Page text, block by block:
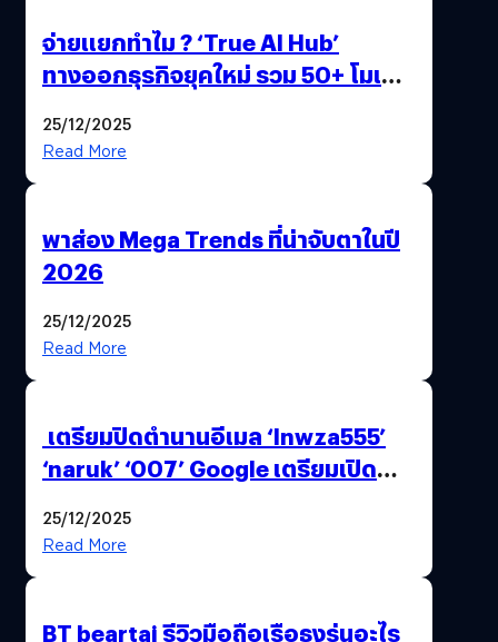
จ่ายแยกทำไม ? ‘True AI Hub’
ทางออกธุรกิจยุคใหม่ รวม 50+ โมเดล
25/12/2025
Read More
พาส่อง Mega Trends ที่น่าจับตาในปี
2026
25/12/2025
Read More
เตรียมปิดตำนานอีเมล ‘lnwza555’
‘naruk’ ‘007’ Google เตรียมเปิด
25/12/2025
Read More
BT beartai รีวิวมือถือเรือธงรุ่นอะไร